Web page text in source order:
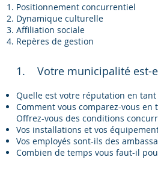
Positionnement concurrentiel
Dynamique culturelle
Affiliation sociale
Repères de gestion
1. Votre municipalité est-
Quelle est votre réputation en tant
Comment vous comparez-vous
Offrez-vous des conditions
Vos installations et vos
Vos employés sont-ils des
Combien de temps vous faut-il